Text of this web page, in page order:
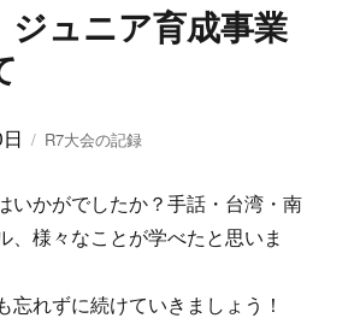
ジュニア育成事業
カ
リ
ー
R7大会の記録
いかがでしたか？手話・台湾・南
、様々なことが学べたと思いま
忘れずに続けていきましょう！